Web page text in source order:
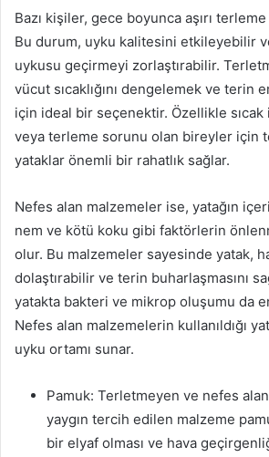
Bazı kişiler, gece boyunca aşırı
Bu durum, uyku kalitesini etkileyebilir
uykusu geçirmeyi zorlaştırabilir.
vücut sıcaklığını dengelemek ve terin
için ideal bir seçenektir. Özellikle
veya terleme sorunu olan bireyler için
yataklar önemli bir rahatlık sağlar.
Nefes alan malzemeler ise, yatağın
nem ve kötü koku gibi faktörlerin
olur. Bu malzemeler sayesinde yatak,
dolaştırabilir ve terin buharlaşmasını
yatakta bakteri ve mikrop oluşumu da
Nefes alan malzemelerin kullanıldığı
uyku ortamı sunar.
Pamuk: Terletmeyen ve nefes
yaygın tercih edilen malzeme
bir elyaf olması ve hava